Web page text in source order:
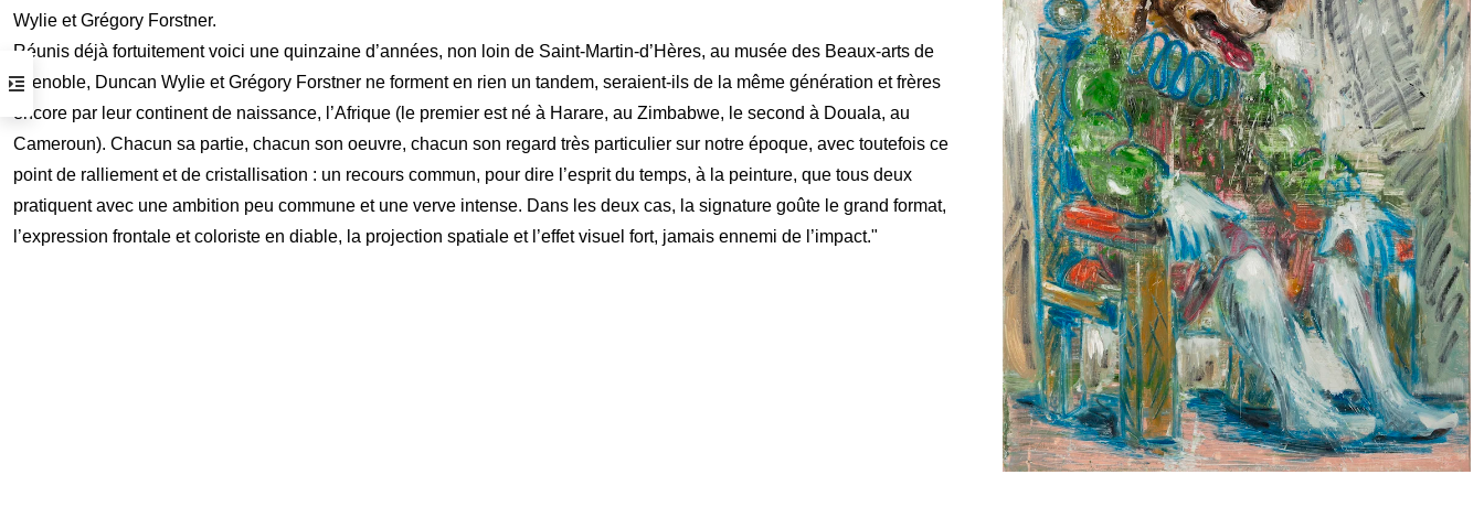
Wylie et Grégory Forstner.
Réunis déjà fortuitement voici une quinzaine d’années, non loin de Saint-Martin-d’Hères, au musée des Beaux-arts de
Grenoble, Duncan Wylie et Grégory Forstner ne forment en rien un tandem, seraient-ils de la même génération et frères
encore par leur continent de naissance, l’Afrique (le premier est né à Harare, au Zimbabwe, le second à Douala, au
Cameroun). Chacun sa partie, chacun son oeuvre, chacun son regard très particulier sur notre époque, avec toutefois ce
point de ralliement et de cristallisation : un recours commun, pour dire l’esprit du temps, à la peinture, que tous deux
pratiquent avec une ambition peu commune et une verve intense. Dans les deux cas, la signature goûte le grand format,
l’expression frontale et coloriste en diable, la projection spatiale et l’effet visuel fort, jamais ennemi de l’impact."
Horaires d’ouverture
du mardi au samedi de 14 h à 19 h
( visite possible sur rendez vous )
Arrêt tram : Gare Thiers ou Libération
Parking :Gare du Sud /Intermarché
Informations pratiques
Téléphone : +33980317663
Email:galerie@eva-vautier.com
SiteMap
Adresse
Galerie Eva Vautier
2 rue Vernier Quartier
Libération 06100
Nice France
Inscrivez-vous sur la Newsletter
Gérer mes préferences